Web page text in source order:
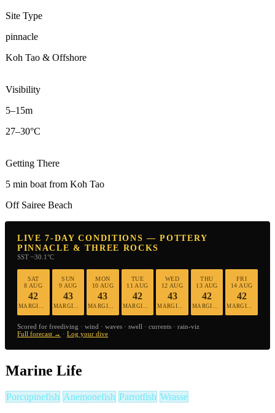
Site Type
pinnacle
Koh Tao & Offshore
Visibility
5–15m
27–30°C
Getting There
5 min boat from Koh Tao
Off Sairee Beach
LIVE 7-DAY CONDITIONS — POTTERY
PINNACLE & THREE ROCKS
SST ~30.1°C
SAT
8 AUG
42
SUN
9 AUG
43
MON
10 AUG
43
MARGINAL
TUE
11 AUG
42
WED
12 AUG
43
THU
13 AUG
42
FRI
14 AUG
42
Scored for freediving · wind · waves · swell · currents · rain-viz
Full forecast → · Log your dive
Marine Life
Porcupinefish Anemonefish Parrotfish Wrasse